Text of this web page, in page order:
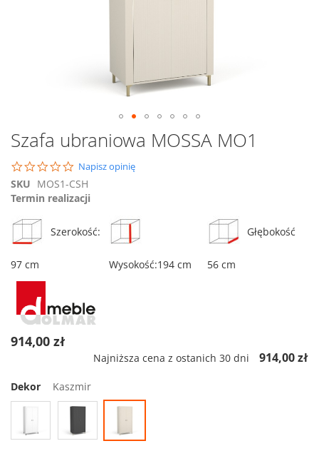
Przejdź
na
początek
galerii
Szafa ubraniowa MOSSA MO1
0.0
star
rating
Napisz opinię
SKU MOS1-CSH
Termin realizacji
Szerokość:
97 cm Wysokość:194 cm
Głębokość
56 cm
914,00 zł
Najniższa cena z ostanich 30 dni 914,00 zł
Dekor Kaszmir